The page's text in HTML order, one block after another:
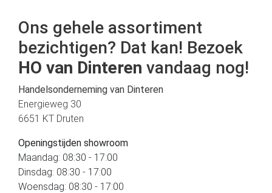
Ons gehele assortiment
bezichtigen? Dat kan! Bezoek
HO van Dinteren vandaag nog!
Handelsonderneming van Dinteren
Energieweg 30
6651 KT Druten
Openingstijden showroom
Maandag: 08:30 - 17:00
Dinsdag: 08:30 - 17:00
Woensdag: 08:30 - 17:00